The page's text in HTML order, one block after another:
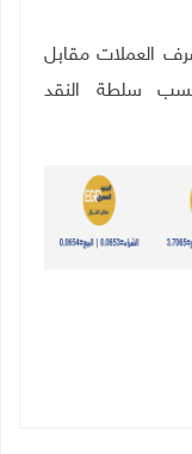
صرف العملات مقابل
سلطة النقد